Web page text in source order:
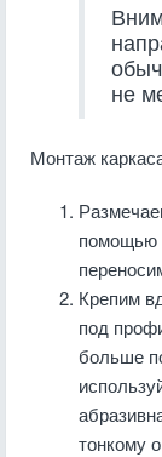
не
Монтаж
помощью
Крепим
под
больше
тонкому